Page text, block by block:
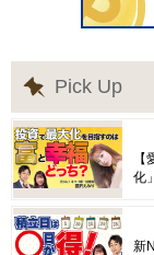
Pick Up
化
新